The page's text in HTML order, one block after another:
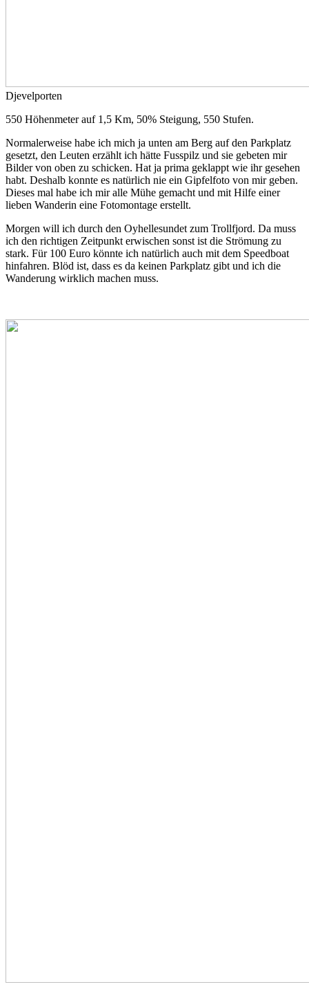
Djevelporten
550 Höhenmeter auf 1,5 Km, 50% Steigung, 550 Stufen.
Normalerweise habe ich mich ja unten am Berg auf den Parkplatz
gesetzt, den Leuten erzählt ich hätte Fusspilz und sie gebeten mir
Bilder von oben zu schicken. Hat ja prima geklappt wie ihr gesehen
habt. Deshalb konnte es natürlich nie ein Gipfelfoto von mir geben.
Dieses mal habe ich mir alle Mühe gemacht und mit Hilfe einer
lieben Wanderin eine Fotomontage erstellt.
Morgen will ich durch den Oyhellesundet zum Trollfjord. Da muss
ich den richtigen Zeitpunkt erwischen sonst ist die Strömung zu
stark. Für 100 Euro könnte ich natürlich auch mit dem Speedboat
hinfahren. Blöd ist, dass es da keinen Parkplatz gibt und ich die
Wanderung wirklich machen muss.